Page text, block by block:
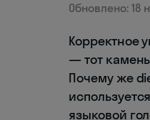
Обновлено: 18
Корректное
— тот
Почему же
языковой